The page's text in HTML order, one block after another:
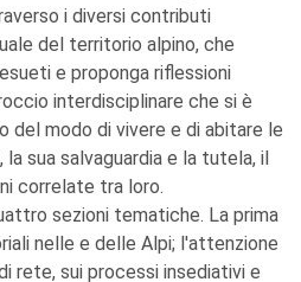
i diversi contributi
del territorio alpino, che
e proponga riflessioni
interdisciplinare che si è
del modo di vivere e di abitare le
sua salvaguardia e la tutela, il
correlate tra loro.
sezioni tematiche. La prima
nelle e delle Alpi; l'attenzione
rete, sui processi insediativi e